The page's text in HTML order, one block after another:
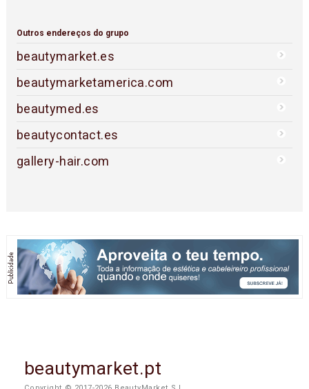
Outros endereços do grupo
beautymarket.es
beautymarketamerica.com
beautymed.es
beautycontact.es
gallery-hair.com
beautymarket.pt